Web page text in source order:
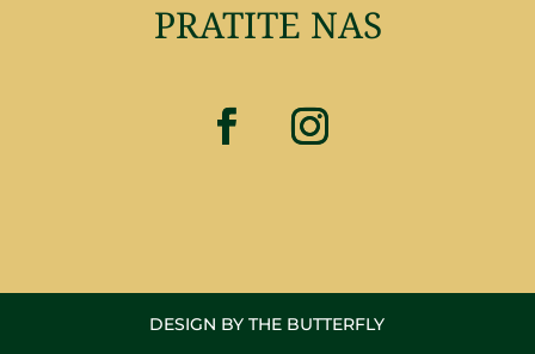
PRATITE NAS
DESIGN BY THE BUTTERFLY